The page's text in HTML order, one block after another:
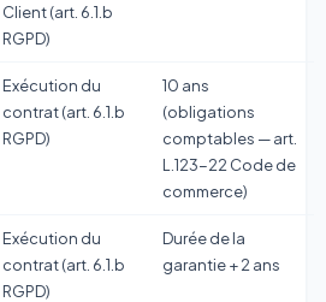
Client (art. 6.1.b
RGPD)
Exécution du
contrat (art. 6.1.b
RGPD)
10 ans
(obligations
comptables — art.
L.123-22 Code de
commerce)
Exécution du
contrat (art. 6.1.b
RGPD)
Durée de la
garantie + 2 ans